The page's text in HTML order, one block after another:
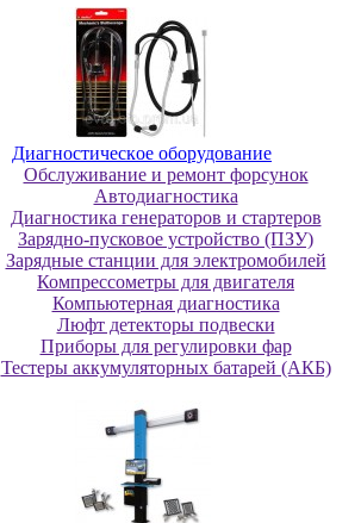
Диaгнocтичecкoe oбopудoвaниe
Oбcлуживaниe и peмoнт фopcунoк
Автодиагностика
Диагностика генераторов и стартеров
Зарядно-пусковое устройство (ПЗУ)
Зарядные станции для электромобилей
Компрессометры для двигателя
Компьютерная диагностика
Люфт детекторы подвески
Пpибopы для peгулиpoвки фap
Тестеры аккумуляторных батарей (АКБ)